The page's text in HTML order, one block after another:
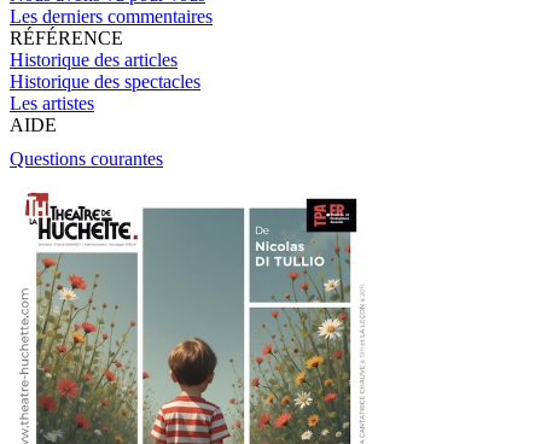
Les derniers commentaires
RÉFÉRENCE
Historique des articles
Historique des spectacles
Les artistes
AIDE
Questions courantes